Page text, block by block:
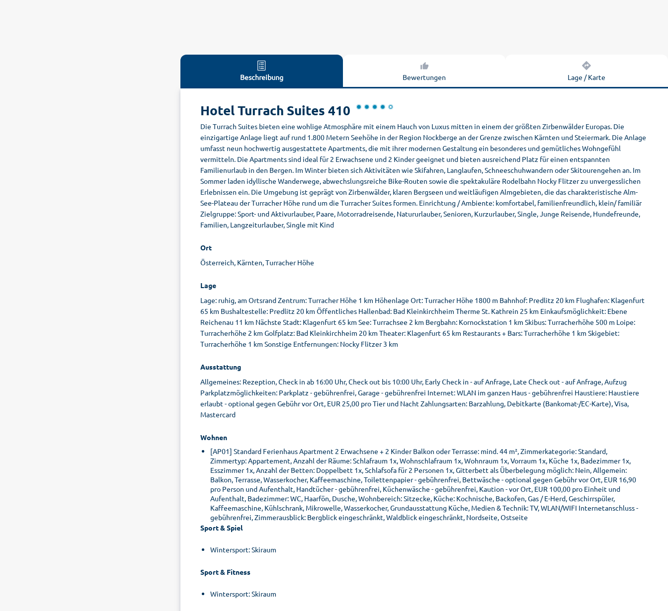
Beschreibung Bewertungen Lage / Karte
Hotel Turrach Suites 410
Die Turrach Suites bieten eine wohlige Atmosphäre mit einem Hauch von Luxus mitten in einem der größten Zirbenwälder Europas. Die
einzigartige Anlage liegt auf rund 1.800 Metern Seehöhe in der Region Nockberge an der Grenze zwischen Kärnten und Steiermark. Die Anlage
umfasst neun hochwertig ausgestattete Apartments, die mit ihrer modernen Gestaltung ein besonderes und gemütliches Wohngefühl
vermitteln. Die Apartments sind ideal für 2 Erwachsene und 2 Kinder geeignet und bieten ausreichend Platz für einen entspannten
Familienurlaub in den Bergen. Im Winter bieten sich Aktivitäten wie Skifahren, Langlaufen, Schneeschuhwandern oder Skitourengehen an. Im
Sommer laden idyllische Wanderwege, abwechslungsreiche Bike-Routen sowie die spektakuläre Rodelbahn Nocky Flitzer zu unvergesslichen
Erlebnissen ein. Die Umgebung ist geprägt von Zirbenwälder, klaren Bergseen und weitläufigen Almgebieten, die das charakteristische Alm-
See-Plateau der Turracher Höhe rund um die Turracher Suites formen. Einrichtung / Ambiente: komfortabel, familienfreundlich, klein/ familiär
Zielgruppe: Sport- und Aktivurlauber, Paare, Motorradreisende, Natururlauber, Senioren, Kurzurlauber, Single, Junge Reisende, Hundefreunde,
Familien, Langzeiturlauber, Single mit Kind
Ort
Österreich, Kärnten, Turracher Höhe
Lage
Lage: ruhig, am Ortsrand Zentrum: Turracher Höhe 1 km Höhenlage Ort: Turracher Höhe 1800 m Bahnhof: Predlitz 20 km Flughafen: Klagenfurt
65 km Bushaltestelle: Predlitz 20 km Öffentliches Hallenbad: Bad Kleinkirchheim Therme St. Kathrein 25 km Einkaufsmöglichkeit: Ebene
Reichenau 11 km Nächste Stadt: Klagenfurt 65 km See: Turrachsee 2 km Bergbahn: Kornockstation 1 km Skibus: Turracherhöhe 500 m Loipe:
Turracherhöhe 2 km Golfplatz: Bad Kleinkirchheim 20 km Theater: Klagenfurt 65 km Restaurants + Bars: Turracherhöhe 1 km Skigebiet:
Turracherhöhe 1 km Sonstige Entfernungen: Nocky Flitzer 3 km
Ausstattung
Allgemeines: Rezeption, Check in ab 16:00 Uhr, Check out bis 10:00 Uhr, Early Check in - auf Anfrage, Late Check out - auf Anfrage, Aufzug
Parkplatzmöglichkeiten: Parkplatz - gebührenfrei, Garage - gebührenfrei Internet: WLAN im ganzen Haus - gebührenfrei Haustiere: Haustiere
erlaubt - optional gegen Gebühr vor Ort, EUR 25,00 pro Tier und Nacht Zahlungsarten: Barzahlung, Debitkarte (Bankomat-/EC-Karte), Visa,
Mastercard
Wohnen
[AP01] Standard Ferienhaus Apartment 2 Erwachsene + 2 Kinder Balkon oder Terrasse: mind. 44 m², Zimmerkategorie: Standard,
Zimmertyp: Appartement, Anzahl der Räume: Schlafraum 1x, Wohnschlafraum 1x, Wohnraum 1x, Vorraum 1x, Küche 1x, Badezimmer 1x,
Esszimmer 1x, Anzahl der Betten: Doppelbett 1x, Schlafsofa für 2 Personen 1x, Gitterbett als Überbelegung möglich: Nein, Allgemein:
Balkon, Terrasse, Wasserkocher, Kaffeemaschine, Toilettenpapier - gebührenfrei, Bettwäsche - optional gegen Gebühr vor Ort, EUR 16,90
pro Person und Aufenthalt, Handtücher - gebührenfrei, Küchenwäsche - gebührenfrei, Kaution - vor Ort, EUR 100,00 pro Einheit und
Aufenthalt, Badezimmer: WC, Haarfön, Dusche, Wohnbereich: Sitzecke, Küche: Kochnische, Backofen, Gas / E-Herd, Geschirrspüler,
Kaffeemaschine, Kühlschrank, Mikrowelle, Wasserkocher, Grundausstattung Küche, Medien & Technik: TV, WLAN/WIFI Internetanschluss -
gebührenfrei, Zimmerausblick: Bergblick eingeschränkt, Waldblick eingeschränkt, Nordseite, Ostseite
Sport & Spiel
Wintersport: Skiraum
Sport & Fitness
Wintersport: Skiraum